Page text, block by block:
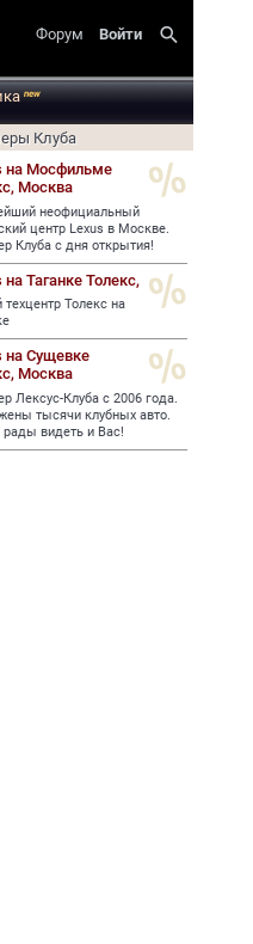
Форум Войти search
new
Клуба
на Мосфильме
Москва
неофициальный
центр Lexus в Москве.
Клуба с дня открытия!
на Таганке Толекс,
Толекс на
на Сущевке
Москва
Лексус-Клуба с 2006 года.
тысячи клубных авто.
видеть и Вас!